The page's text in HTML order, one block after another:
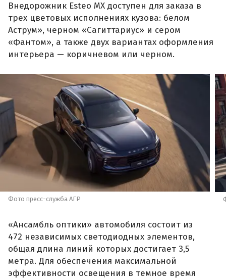
Внедорожник Esteo MX доступен для заказа в
трех цветовых исполнениях кузова: белом
Аструм», черном «Сагиттариус» и сером
«Фантом», а также двух вариантах оформления
интерьера — коричневом или черном.
Фото пресс-служба АГР
«Ансамбль оптики» автомобиля состоит из
472 независимых светодиодных элементов,
общая длина линий которых достигает 3,5
метра. Для обеспечения максимальной
эффективности освещения в темное время